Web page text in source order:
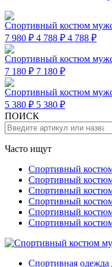
Спортивный костюм
7 980 ₽ 4 788 ₽ 4 788 ₽
Спортивный костюм
7 180 ₽ 7 180 ₽
Спортивный костюм
5 380 ₽ 5 380 ₽
ПОИСК
Часто ищут
Спортивный
Спортивный
Спортивный
Спортивный
Спортивный
Спортивный
Спортивная